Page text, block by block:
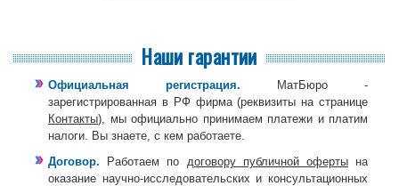
Наши гарантии
Официальная регистрация. МатБюро -
зарегистрированная в РФ фирма (реквизиты на странице
Контакты), мы официально принимаем платежи и платим
налоги. Вы знаете, с кем работаете.
Договор. Работаем по договору публичной офертына
оказание научно-исследовательских и консультационных